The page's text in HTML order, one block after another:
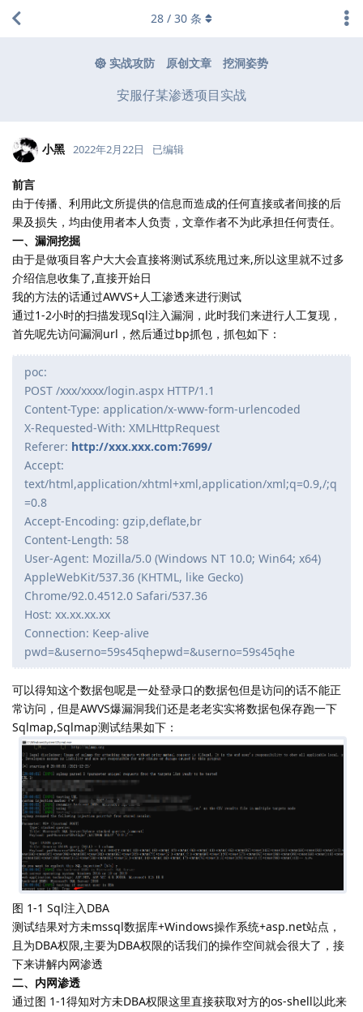
实战攻防 原创文章 挖洞姿势
安服仔某渗透项目实战
28 / 30 条
小黑 2022年2月22日 已编辑
前言
由于传播、利用此文所提供的信息而造成的任何直接或者间接的后
果及损失，均由使用者本人负责，文章作者不为此承担任何责任。
一、漏洞挖掘
由于是做项目客户大大会直接将测试系统甩过来,所以这里就不过多
介绍信息收集了,直接开始日
我的方法的话通过AWVS+人工渗透来进行测试
通过1-2小时的扫描发现Sql注入漏洞，此时我们来进行人工复现，
首先呢先访问漏洞url，然后通过bp抓包，抓包如下：
poc:
POST /xxx/xxxx/login.aspx HTTP/1.1
Content-Type: application/x-www-form-urlencoded
X-Requested-With: XMLHttpRequest
Referer: http://xxx.xxx.com:7699/
Accept:
text/html,application/xhtml+xml,application/xml;q=0.9,/;q
=0.8
Accept-Encoding: gzip,deflate,br
Content-Length: 58
User-Agent: Mozilla/5.0 (Windows NT 10.0; Win64; x64)
AppleWebKit/537.36 (KHTML, like Gecko)
Chrome/92.0.4512.0 Safari/537.36
Host: xx.xx.xx.xx
Connection: Keep-alive
pwd=&userno=59s45qhepwd=&userno=59s45qhe
可以得知这个数据包呢是一处登录口的数据包但是访问的话不能正
常访问，但是AWVS爆漏洞我们还是老老实实将数据包保存跑一下
Sqlmap,Sqlmap测试结果如下：
图 1-1 Sql注入DBA
测试结果对方未mssql数据库+Windows操作系统+asp.net站点，
且为DBA权限,主要为DBA权限的话我们的操作空间就会很大了，接
下来讲解内网渗透
二、内网渗透
通过图 1-1得知对方未DBA权限这里直接获取对方的os-shell以此来